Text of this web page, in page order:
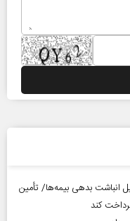
انباشت بدهی بیمه‌ها/ تأمین